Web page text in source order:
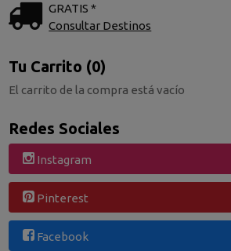
GRATIS *
Consultar Destinos
Tu Carrito (0)
El carrito de la compra está vacío
Redes Sociales
Instagram
Pinterest
Facebook